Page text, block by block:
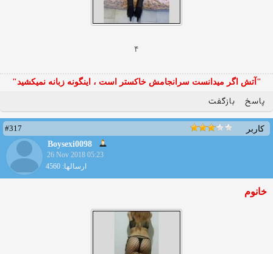
۴
"آتش اگر ميدانست سرانجامش خاكستر است ، اينگونه زبانه نميكشيد"
پاسخ بازگفت
کاربر
#317
Boysexi0098
26 Nov 2018 05:23
ارسالها: 4560
خانوم